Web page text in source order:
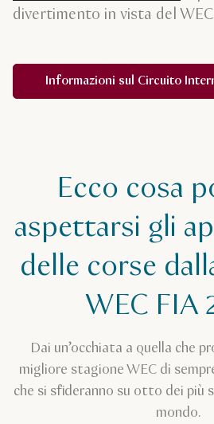
divertimento in vista del
Informazioni sul Circuito
Ecco cosa
aspettarsi gli
delle corse
WEC FIA
Dai un’occhiata a quella che
migliore stagione WEC di
che si sfideranno su otto dei più
mondo.